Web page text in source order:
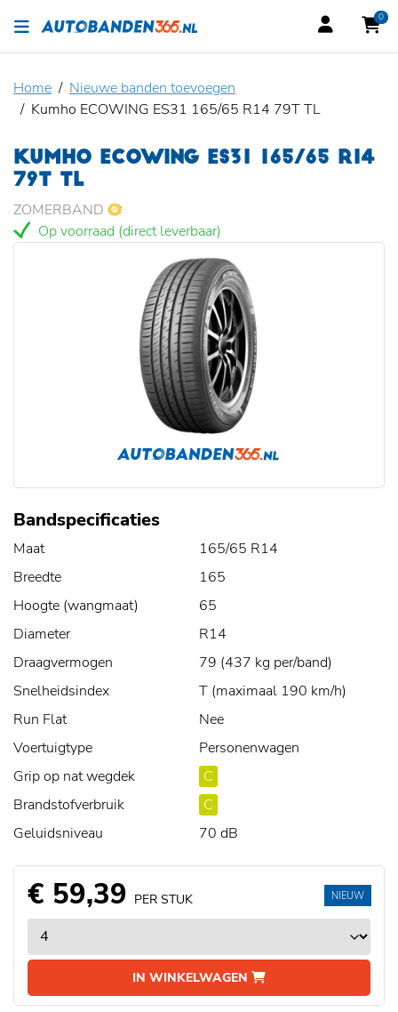
0
Home
Nieuwe banden toevoegen
Kumho ECOWING ES31 165/65 R14 79T TL
KUMHO ECOWING ES31 165/65 R14
79T TL
ZOMERBAND
Op voorraad (direct leverbaar)
Bandspecificaties
Maat
165/65 R14
Breedte
165
Hoogte (wangmaat)
65
Diameter
R14
Draagvermogen
79 (437 kg per/band)
Snelheidsindex
T (maximaal 190 km/h)
Run Flat
Nee
Voertuigtype
Personenwagen
Grip op nat wegdek
C
Brandstofverbruik
C
Geluidsniveau
70 dB
€ 59,39 PER STUK
IN WINKELWAGEN
NIEUW